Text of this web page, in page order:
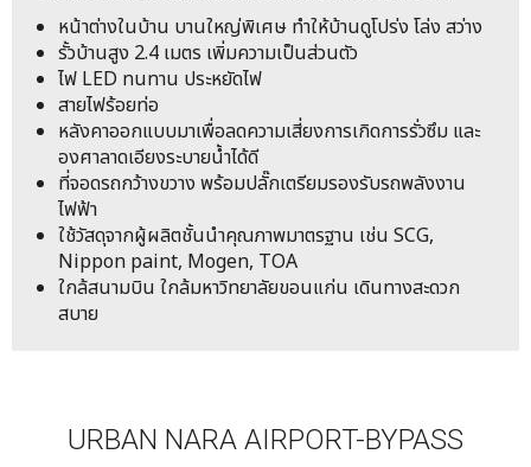
หน้าต่างในบ้าน บานใหญ่พิเศษ ทำให้บ้านดูโปร่ง โล่ง สว่าง
รั้วบ้านสูง 2.4 เมตร เพิ่มความเป็นส่วนตัว
ไฟ LED ทนทาน ประหยัดไฟ
สายไฟร้อยท่อ
หลังคาออกแบบมาเพื่อลดความเสี่ยงการเกิดการรั่วซึม และ
องศาลาดเอียงระบายน้ำได้ดี
ที่จอดรถกว้างขวาง พร้อมปลั๊กเตรียมรองรับรถพลังงาน
ไฟฟ้า
ใช้วัสดุจากผู้ผลิตชั้นนำคุณภาพมาตรฐาน เช่น SCG,
Nippon paint, Mogen, TOA
ใกล้สนามบิน ใกล้มหาวิทยาลัยขอนแก่น เดินทางสะดวก
สบาย
URBAN NARA AIRPORT-BYPASS